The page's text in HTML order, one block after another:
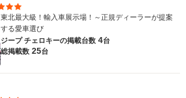
東北最大級！輸入車展示場！～正規ディーラーが提案
する愛車選び
ジープ チェロキーの掲載台数 4台
総掲載数 25台